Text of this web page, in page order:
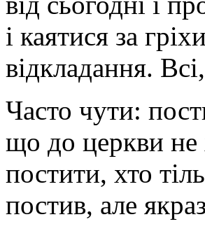
і каятися за
відкладання.
Часто чути:
що до церкви не
постити, хто
постив, але